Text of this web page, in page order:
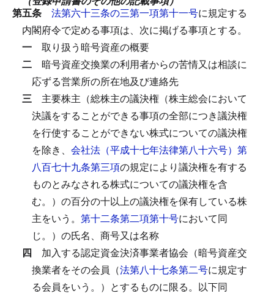
第五条 法第六十三条の三第一項第十一号に規定する
内閣府令で定める事項は、次に掲げる事項とする。
一 取り扱う暗号資産の概要
二 暗号資産交換業の利用者からの苦情又は相談に
応ずる営業所の所在地及び連絡先
三 主要株主（総株主の議決権（株主総会において
決議をすることができる事項の全部につき議決権
を行使することができない株式についての議決権
を除き、 会社法（平成十七年法律第八十六号）第
八百七十九条第三項の規定により議決権を有する
ものとみなされる株式についての議決権を含
む。）の百分の十以上の議決権を保有している株
主をいう。 第十二条第二項第十号において同
じ。）の氏名、商号又は名称
四 加入する認定資金決済事業者協会（暗号資産交
換業者をその会員（法第八十七条第二号に規定す
る会員をいう。）とするものに限る。以下同